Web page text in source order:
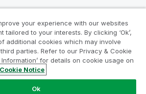
コミュニティ
規約
Legal Policies
利用規約
Info
your experience with our websites
tailored to your interests. By clicking ‘Ok’,
additional cookies which may involve
parties. Refer to our Privacy & Cookie
for details on cookie usage on
Notice
Ok